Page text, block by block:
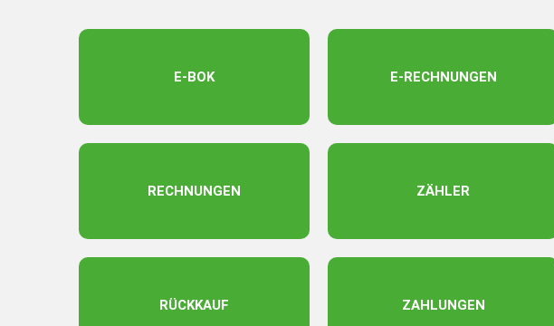
E-BOK E-RECHNUNGEN
RECHNUNGEN ZÄHLER
RÜCKKAUF ZAHLUNGEN